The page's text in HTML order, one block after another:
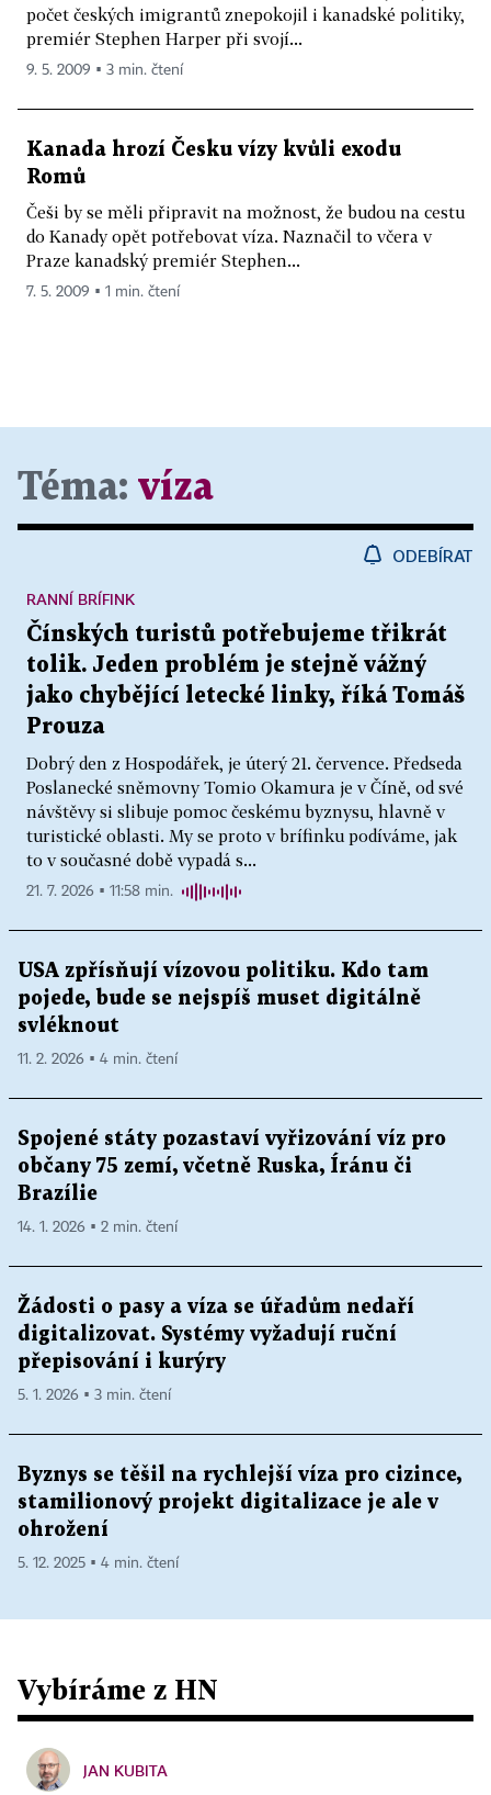
počet českých imigrantů znepokojil i kanadské politiky,
premiér Stephen Harper při svojí...
9. 5. 2009 ▪ 3 min. čtení
Kanada hrozí Česku vízy kvůli exodu
Romů
Češi by se měli připravit na možnost, že budou na cestu
do Kanady opět potřebovat víza. Naznačil to včera v
Praze kanadský premiér Stephen...
7. 5. 2009 ▪ 1 min. čtení
Téma: víza
ODEBÍRAT
Čínských turistů potřebujeme třikrát
tolik. Jeden problém je stejně vážný
jako chybějící letecké linky, říká Tomáš
Prouza
Dobrý den z Hospodářek, je úterý 21. července. Předseda
Poslanecké sněmovny Tomio Okamura je v Číně, od své
návštěvy si slibuje pomoc českému byznysu, hlavně v
turistické oblasti. My se proto v brífinku podíváme, jak
to v současné době vypadá s...
RANNÍ BRÍFINK
21. 7. 2026 ▪ 11:58 min.
USA zpřísňují vízovou politiku. Kdo tam
pojede, bude se nejspíš muset digitálně
svléknout
11. 2. 2026 ▪ 4 min. čtení
Spojené státy pozastaví vyřizování víz pro
občany 75 zemí, včetně Ruska, Íránu či
Brazílie
14. 1. 2026 ▪ 2 min. čtení
Žádosti o pasy a víza se úřadům nedaří
digitalizovat. Systémy vyžadují ruční
přepisování i kurýry
5. 1. 2026 ▪ 3 min. čtení
Byznys se těšil na rychlejší víza pro cizince,
stamilionový projekt digitalizace je ale v
ohrožení
5. 12. 2025 ▪ 4 min. čtení
Vybíráme z HN
JAN KUBITA